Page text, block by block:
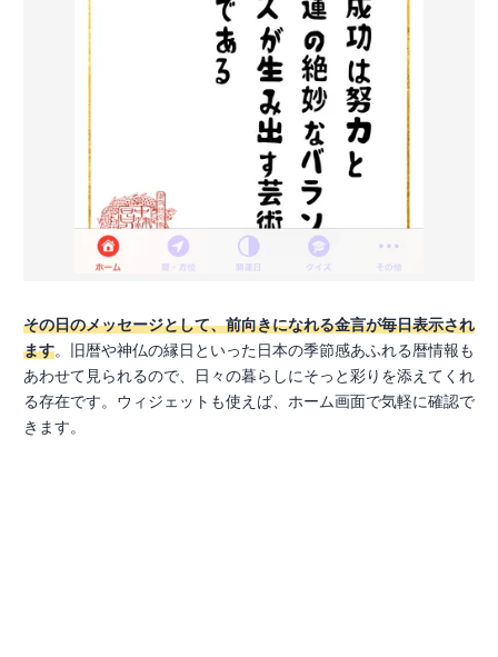
その日のメッセージとして、前向きになれる金言が毎日表示され
ます。旧暦や神仏の縁日といった日本の季節感あふれる暦情報も
あわせて見られるので、日々の暮らしにそっと彩りを添えてくれ
る存在です。ウィジェットも使えば、ホーム画面で気軽に確認で
きます。